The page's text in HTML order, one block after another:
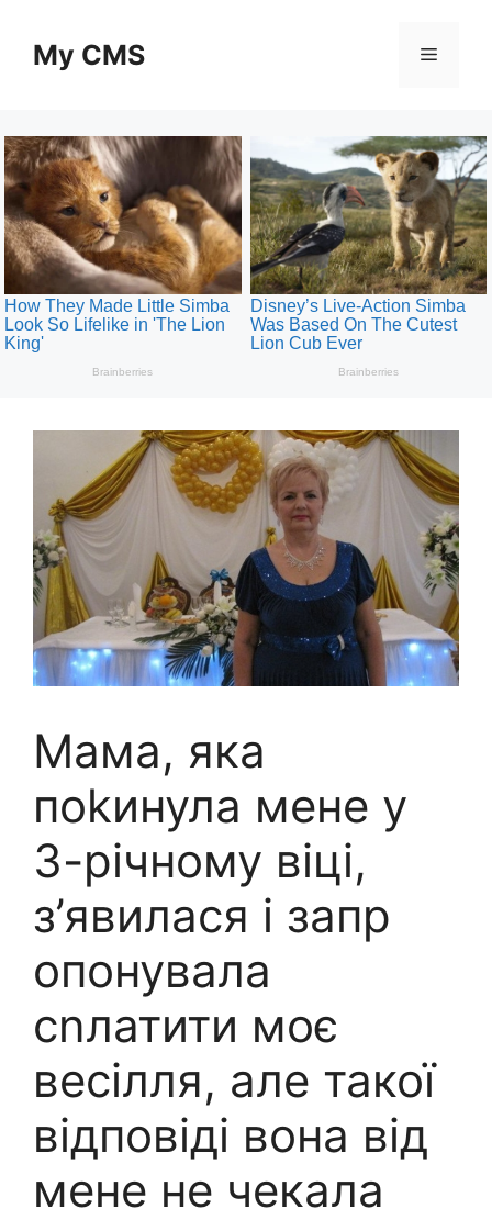
contentMy CMS Menu
Мама, яка
поkинула мене у
3-річному віці,
з’явилася і запр
опонувала
сnлатити моє
весілля, але такої
відповіді вона від
мене не чекала